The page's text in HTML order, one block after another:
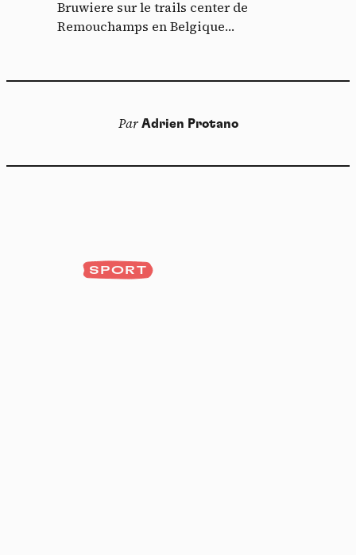
Bruwiere sur le trails center de
Remouchamps en Belgique…
Par Adrien Protano
SPORT